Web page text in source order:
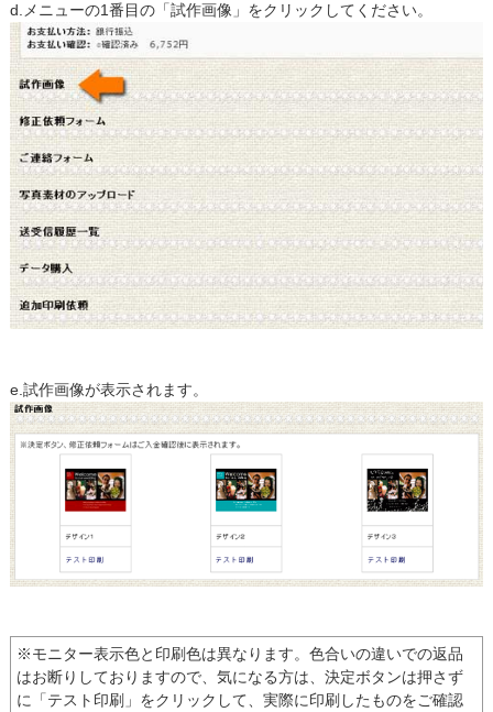
d.メニューの1番目の「試作画像」をクリックしてください。
e.試作画像が表示されます。
※モニター表示色と印刷色は異なります。色合いの違いでの返品
はお断りしておりますので、気になる方は、決定ボタンは押さず
に「テスト印刷」をクリックして、実際に印刷したものをご確認